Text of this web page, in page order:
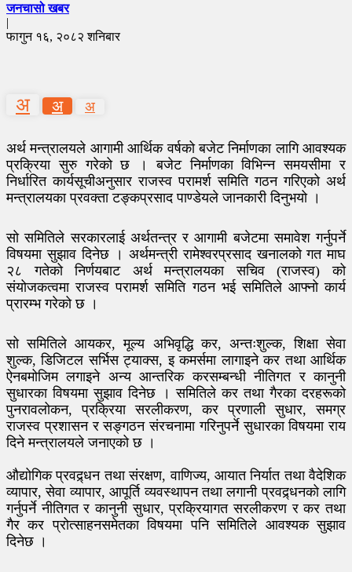
जनचासो खबर
|
फागुन १६, २०८२ शनिबार
अ अ अ
अर्थ मन्त्रालयले आगामी आर्थिक वर्षको बजेट निर्माणका लागि आवश्यक
प्रक्रिया सुरु गरेको छ । बजेट निर्माणका विभिन्न समयसीमा र
निर्धारित कार्यसूचीअनुसार राजस्व परामर्श समिति गठन गरिएको अर्थ
मन्त्रालयका प्रवक्ता टङ्कप्रसाद पाण्डेयले जानकारी दिनुभयो ।
सो समितिले सरकारलाई अर्थतन्त्र र आगामी बजेटमा समावेश गर्नुपर्ने
विषयमा सुझाव दिनेछ । अर्थमन्त्री रामेश्वरप्रसाद खनालको गत माघ
२८ गतेको निर्णयबाट अर्थ मन्त्रालयका सचिव (राजस्व) को
संयोजकत्वमा राजस्व परामर्श समिति गठन भई समितिले आफ्नो कार्य
प्रारम्भ गरेको छ ।
सो समितिले आयकर, मूल्य अभिवृद्धि कर, अन्तःशुल्क, शिक्षा सेवा
शुल्क, डिजिटल सर्भिस ट्याक्स, इ कमर्समा लागाइने कर तथा आर्थिक
ऐनबमोजिम लगाइने अन्य आन्तरिक करसम्बन्धी नीतिगत र कानुनी
सुधारका विषयमा सुझाव दिनेछ । समितिले कर तथा गैरका दरहरूको
पुनरावलोकन, प्रक्रिया सरलीकरण, कर प्रणाली सुधार, समग्र
राजस्व प्रशासन र सङ्गठन संरचनामा गरिनुपर्ने सुधारका विषयमा राय
दिने मन्त्रालयले जनाएको छ ।
औद्योगिक प्रवद्र्धन तथा संरक्षण, वाणिज्य, आयात निर्यात तथा वैदेशिक
व्यापार, सेवा व्यापार, आपूर्ति व्यवस्थापन तथा लगानी प्रवद्र्धनको लागि
गर्नुपर्ने नीतिगत र कानुनी सुधार, प्रक्रियागत सरलीकरण र कर तथा
गैर कर प्रोत्साहनसमेतका विषयमा पनि समितिले आवश्यक सुझाव
दिनेछ ।